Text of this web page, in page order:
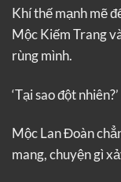
Khí thế mạnh mẽ
Mộc Kiếm Trang
rùng mình.
‘Tại sao đột nhiên?’
Mộc Lan Đoàn
mang, chuyện gì